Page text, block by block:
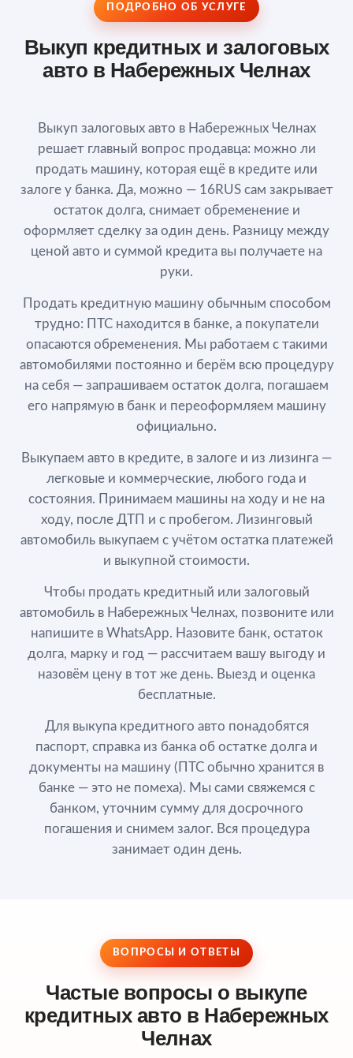
ПОДРОБНО ОБ УСЛУГЕ
Выкуп кредитных и залоговых
авто в Набережных Челнах
Выкуп залоговых авто в Набережных Челнах
решает главный вопрос продавца: можно ли
продать машину, которая ещё в кредите или
залоге у банка. Да, можно — 16RUS сам закрывает
остаток долга, снимает обременение и
оформляет сделку за один день. Разницу между
ценой авто и суммой кредита вы получаете на
руки.
Продать кредитную машину обычным способом
трудно: ПТС находится в банке, а покупатели
опасаются обременения. Мы работаем с такими
автомобилями постоянно и берём всю процедуру
на себя — запрашиваем остаток долга, погашаем
его напрямую в банк и переоформляем машину
официально.
Выкупаем авто в кредите, в залоге и из лизинга —
легковые и коммерческие, любого года и
состояния. Принимаем машины на ходу и не на
ходу, после ДТП и с пробегом. Лизинговый
автомобиль выкупаем с учётом остатка платежей
и выкупной стоимости.
Чтобы продать кредитный или залоговый
автомобиль в Набережных Челнах, позвоните или
напишите в WhatsApp. Назовите банк, остаток
долга, марку и год — рассчитаем вашу выгоду и
назовём цену в тот же день. Выезд и оценка
бесплатные.
Для выкупа кредитного авто понадобятся
паспорт, справка из банка об остатке долга и
документы на машину (ПТС обычно хранится в
банке — это не помеха). Мы сами свяжемся с
банком, уточним сумму для досрочного
погашения и снимем залог. Вся процедура
занимает один день.
ВОПРОСЫ И ОТВЕТЫ
Частые вопросы о выкупе
кредитных авто в Набережных
Челнах